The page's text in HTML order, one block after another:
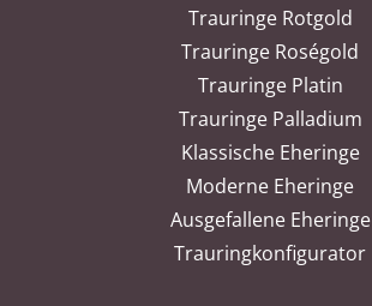
Trauringe Rotgold
Trauringe Roségold
Trauringe Platin
Trauringe Palladium
Klassische Eheringe
Moderne Eheringe
Ausgefallene Eheringe
Trauringkonfigurator